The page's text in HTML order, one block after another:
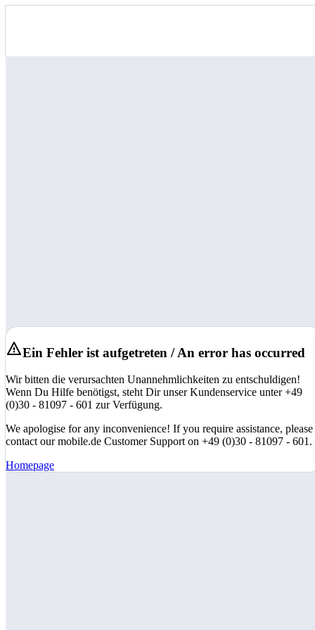
Ein Fehler ist aufgetreten / An error has occurred
Wir bitten die verursachten Unannehmlichkeiten zu entschuldigen!
Wenn Du Hilfe benötigst, steht Dir unser Kundenservice unter +49
(0)30 - 81097 - 601 zur Verfügung.
We apologise for any inconvenience! If you require assistance, please
contact our mobile.de Customer Support on +49 (0)30 - 81097 - 601.
Homepage